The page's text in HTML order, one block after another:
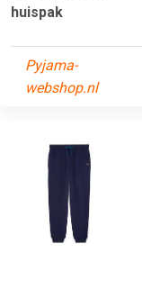
huispak
Pyjama-
webshop.nl